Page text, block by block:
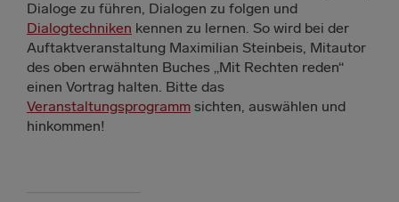
Dialoge zu führen, Dialogen zu folgen und
Dialogtechniken kennen zu lernen. So wird bei der
Auftaktveranstaltung Maximilian Steinbeis, Mitautor
des oben erwähnten Buches „Mit Rechten reden“
einen Vortrag halten. Bitte das
Veranstaltungsprogramm sichten, auswählen und
hinkommen!